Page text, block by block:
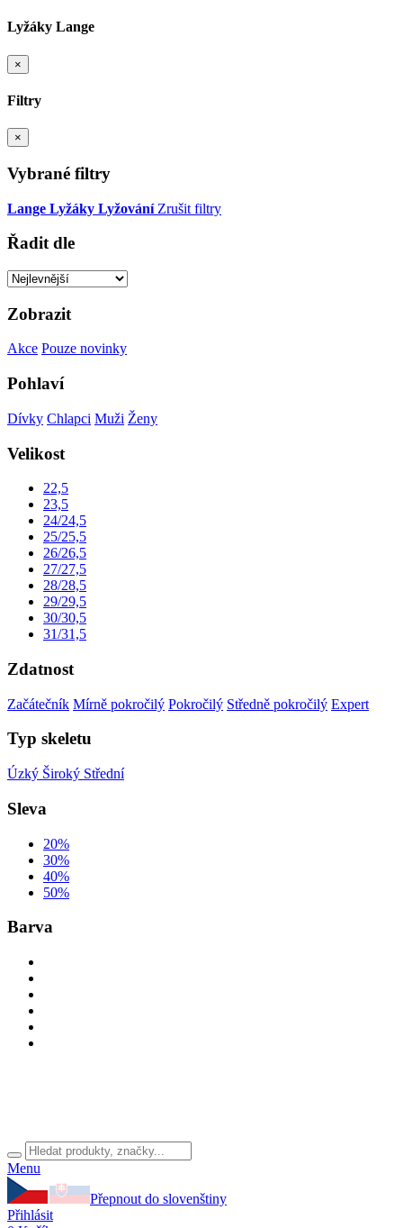
Lyžáky Lange
×
Filtry
×
Vybrané filtry
Lange Lyžáky Lyžování Zrušit filtry
Řadit dle
Zobrazit
Akce Pouze novinky
Pohlaví
Dívky Chlapci Muži Ženy
Velikost
22,5
23,5
24/24,5
25/25,5
26/26,5
27/27,5
28/28,5
29/29,5
30/30,5
31/31,5
Zdatnost
Začátečník Mírně pokročilý Pokročilý Středně pokročilý Expert
Typ skeletu
Úzký Široký Střední
Sleva
20%
30%
40%
50%
Barva
Menu
Přepnout do slovenštiny
Přihlásit